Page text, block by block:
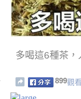
多喝這6種茶
899觀